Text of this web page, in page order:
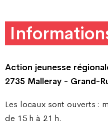
Action jeunesse
2735 Malleray - Grand-
Les locaux sont ouverts :
de 15 h à 21 h.